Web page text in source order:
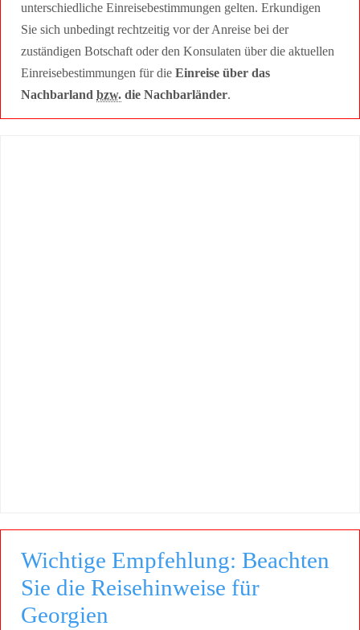
unterschiedliche Einreisebestimmungen gelten. Erkundigen
Sie sich unbedingt rechtzeitig vor der Anreise bei der
zuständigen Botschaft oder den Konsulaten über die aktuellen
Einreisebestimmungen für die Einreise über das
Nachbarland bzw. die Nachbarländer.
Wichtige Empfehlung: Beachten
Sie die Reisehinweise für
Georgien